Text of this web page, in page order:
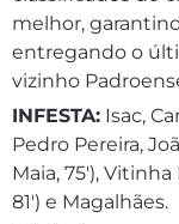
melhor,
entregando o
vizinho
INFESTA: Isac,
Pedro Pereira,
Maia, 75′),
81′) e Magalhães.